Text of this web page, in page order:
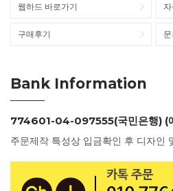
웹하드 바로가기
구매후기
Bank Information
774601-04-097555(국민은행) (
주문제작 특성상 입금확인 후 디자인